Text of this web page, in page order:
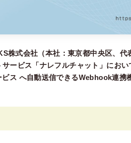
株式会社（本社：東京都中央区、代
ービス「ナレフルチャット」にお
ス へ自動送信できるWebhook連携